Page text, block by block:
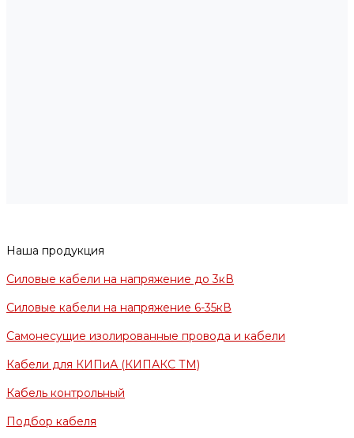
Наша продукция
Силовые кабели на напряжение до 3кВ
Силовые кабели на напряжение 6-35кВ
Самонесущие изолированные провода и кабели
Кабели для КИПиА (КИПАКС ТМ)
Кабель контрольный
Подбор кабеля